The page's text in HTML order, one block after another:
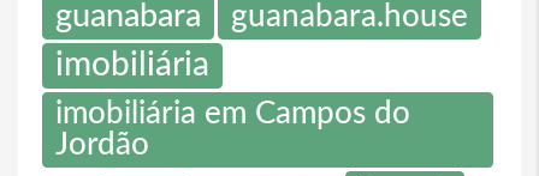
guanabara guanabara.house
imobiliária
imobiliária em Campos do
Jordão